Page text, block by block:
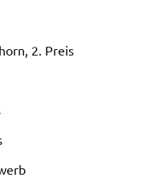
2. Preis